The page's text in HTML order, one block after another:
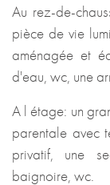
Au rez-de-
pièce de vie
aménagée et
d'eau, wc, une
A l étage: un
parentale avec
privatif, une
baignoire, wc.